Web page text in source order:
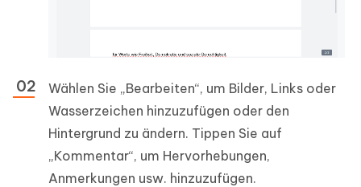
Wählen Sie „Bearbeiten“, um Bilder, Links oder
Wasserzeichen hinzuzufügen oder den
Hintergrund zu ändern. Tippen Sie auf
„Kommentar“, um Hervorhebungen,
Anmerkungen usw. hinzuzufügen.